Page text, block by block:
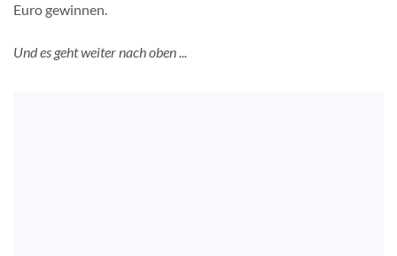
Euro gewinnen.
Und es geht weiter nach oben ...